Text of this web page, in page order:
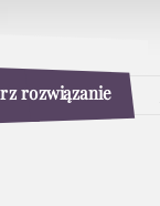
rozwiązanie